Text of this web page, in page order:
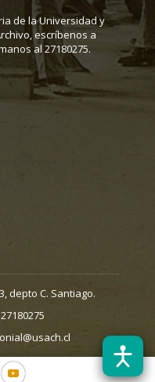
de la Universidad y
escríbenos a
al 27180275.
depto C. Santiago.